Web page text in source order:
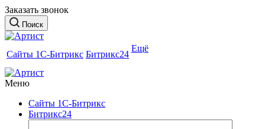
Заказать звонок
Поиск
Сайты 1С-Битрикс Битрикс24
Ещё
Меню
Сайты 1С-Битрикс
Битрикс24